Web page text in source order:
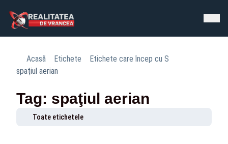
Acasă Etichete
Etichete care încep cu S
spaţiul aerian
Tag: spaţiul aerian
Toate etichetele